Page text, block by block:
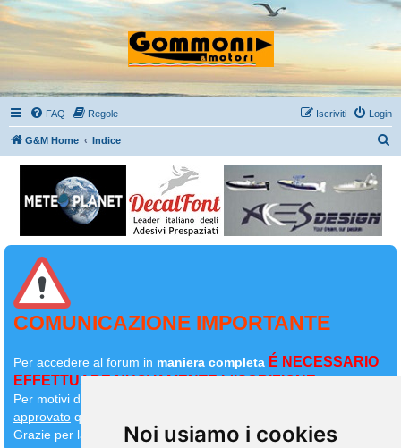
Noi usiamo i cookies
FAQ Regole Login
Iscriviti
G&M Home Indice
COMUNICAZIONE IMPORTANTE
Per accedere al forum in maniera completa É NECESSARIO
EFFETTUARE NUOVAMENTE L'ISCRIZIONE
Per motivi di sicurezza il
approvato quindi
Grazie per la comprensione